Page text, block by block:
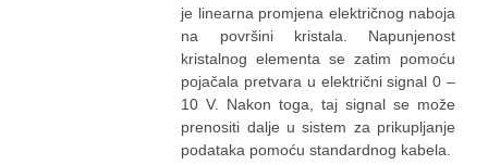
je linearna promjena električnog naboja
na površini kristala. Napunjenost
kristalnog elementa se zatim pomoću
pojačala pretvara u električni signal 0 –
10 V. Nakon toga, taj signal se može
prenositi dalje u sistem za prikupljanje
podataka pomoću standardnog kabela.